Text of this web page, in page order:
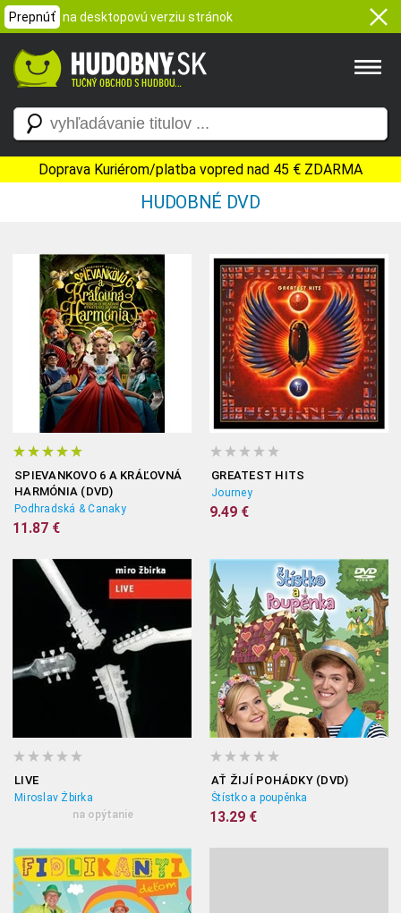
Prepnúť na desktopovú verziu stránok
Doprava Kuriérom/platba vopred nad 45 € ZDARMA
HUDOBNÉ DVD
SPIEVANKOVO 6 A KRÁĽOVNÁ
HARMÓNIA (DVD)
Podhradská & Čanaky
11.87 €
GREATEST HITS
Journey
9.49 €
LIVE
Miroslav Žbirka
na opýtanie
AŤ ŽIJÍ POHÁDKY (DVD)
Štístko a poupěnka
13.29 €